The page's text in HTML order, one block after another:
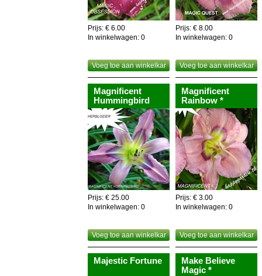
Prijs: € 6.00
In winkelwagen: 0
Voeg toe aan winkelkar
Prijs: € 8.00
In winkelwagen: 0
Voeg toe aan winkelkar
Magnificent
Hummingbird
Prijs: € 25.00
In winkelwagen: 0
Voeg toe aan winkelkar
Magnificent
Rainbow *
Prijs: € 3.00
In winkelwagen: 0
Voeg toe aan winkelkar
Majestic Fortune
Make Believe
Magic *